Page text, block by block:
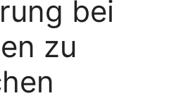
bei
zu